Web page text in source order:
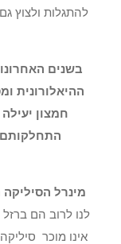
להתגלות ולצוץ
בשנים
ההיאלורונית
חמצון
התחלקותם
מינרל הסיליקה
לנו לרוב הם ברזל
אינו מוכר